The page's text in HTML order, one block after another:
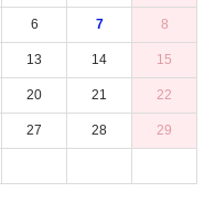
6 7 8
13 14 15
20 21 22
27 28 29